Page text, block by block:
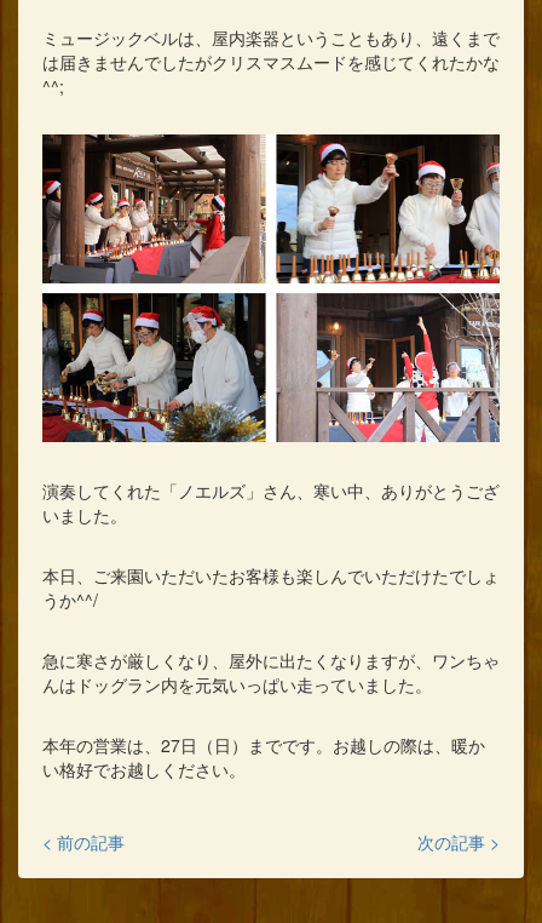
ミュージックベルは、屋内楽器ということもあり、遠くまで
は届きませんでしたがクリスマスムードを感じてくれたかな
^^;
演奏してくれた「ノエルズ」さん、寒い中、ありがとうござ
いました。
本日、ご来園いただいたお客様も楽しんでいただけたでしょ
うか^^/
急に寒さが厳しくなり、屋外に出たくなりますが、ワンちゃ
んはドッグラン内を元気いっぱい走っていました。
本年の営業は、27日（日）までです。お越しの際は、暖か
い格好でお越しください。
< 前の記事 次の記事 >